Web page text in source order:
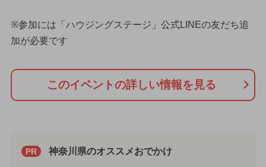
※参加には「ハウジングステージ」公式LINEの友だち追
加が必要です
このイベントの詳しい情報を見る
PR 神奈川県のオススメおでかけ